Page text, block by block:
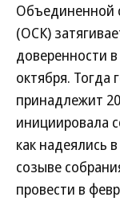
Объединенной
(ОСК)
доверенности
октября. Тогда
принадлежит
инициировала
как надеялись
созыве
провести в